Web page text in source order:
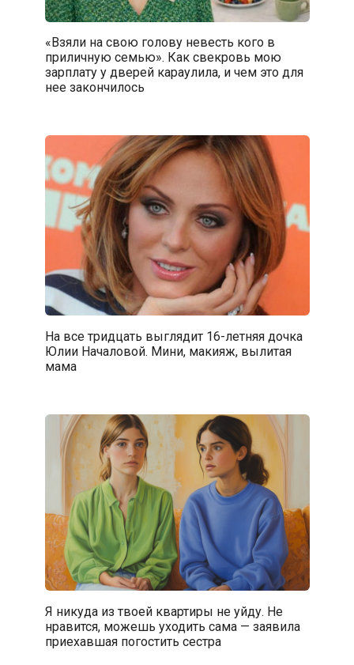
«Взяли на свою голову невесть кого в
приличную семью». Как свекровь мою
зарплату у дверей караулила, и чем это для
нее закончилось
На все тридцать выглядит 16-летняя дочка
Юлии Началовой. Мини, макияж, вылитая
мама
Я никуда из твоей квартиры не уйду. Не
нравится, можешь уходить сама — заявила
приехавшая погостить сестра